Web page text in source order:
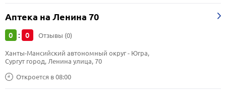
Аптека на Ленина 70
0 : 0 Отзывы (0)
Откроется в 08:00
Ханты-Мансийский автономный округ - Югра,
Сургут город, Ленина улица, 70